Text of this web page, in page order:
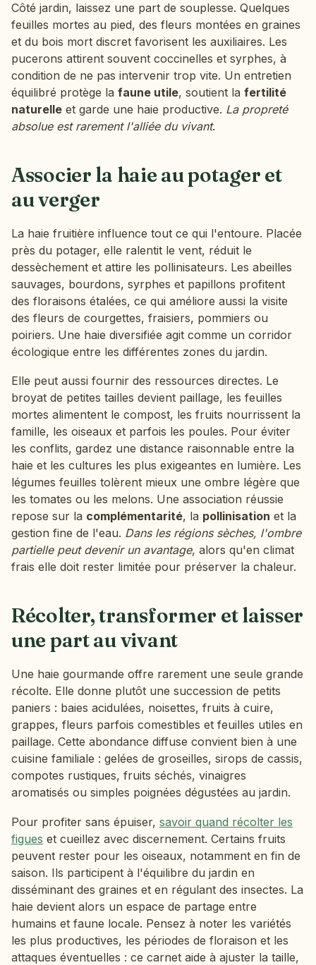
Côté jardin, laissez une part de souplesse. Quelques
feuilles mortes au pied, des fleurs montées en graines
et du bois mort discret favorisent les auxiliaires. Les
pucerons attirent souvent coccinelles et syrphes, à
condition de ne pas intervenir trop vite. Un entretien
équilibré protège la faune utile, soutient la fertilité
naturelle et garde une haie productive. La propreté
absolue est rarement l'alliée du vivant.
Associer la haie au potager et
au verger
La haie fruitière influence tout ce qui l'entoure. Placée
près du potager, elle ralentit le vent, réduit le
dessèchement et attire les pollinisateurs. Les abeilles
sauvages, bourdons, syrphes et papillons profitent
des floraisons étalées, ce qui améliore aussi la visite
des fleurs de courgettes, fraisiers, pommiers ou
poiriers. Une haie diversifiée agit comme un corridor
écologique entre les différentes zones du jardin.
Elle peut aussi fournir des ressources directes. Le
broyat de petites tailles devient paillage, les feuilles
mortes alimentent le compost, les fruits nourrissent la
famille, les oiseaux et parfois les poules. Pour éviter
les conflits, gardez une distance raisonnable entre la
haie et les cultures les plus exigeantes en lumière. Les
légumes feuilles tolèrent mieux une ombre légère que
les tomates ou les melons. Une association réussie
repose sur la complémentarité, la pollinisation et la
gestion fine de l'eau. Dans les régions sèches, l'ombre
partielle peut devenir un avantage, alors qu'en climat
frais elle doit rester limitée pour préserver la chaleur.
Récolter, transformer et laisser
une part au vivant
Une haie gourmande offre rarement une seule grande
récolte. Elle donne plutôt une succession de petits
paniers : baies acidulées, noisettes, fruits à cuire,
grappes, fleurs parfois comestibles et feuilles utiles en
paillage. Cette abondance diffuse convient bien à une
cuisine familiale : gelées de groseilles, sirops de cassis,
compotes rustiques, fruits séchés, vinaigres
aromatisés ou simples poignées dégustées au jardin.
Pour profiter sans épuiser, savoir quand récolter les
figues et cueillez avec discernement. Certains fruits
peuvent rester pour les oiseaux, notamment en fin de
saison. Ils participent à l'équilibre du jardin en
disséminant des graines et en régulant des insectes. La
haie devient alors un espace de partage entre
humains et faune locale. Pensez à noter les variétés
les plus productives, les périodes de floraison et les
attaques éventuelles : ce carnet aide à ajuster la taille,